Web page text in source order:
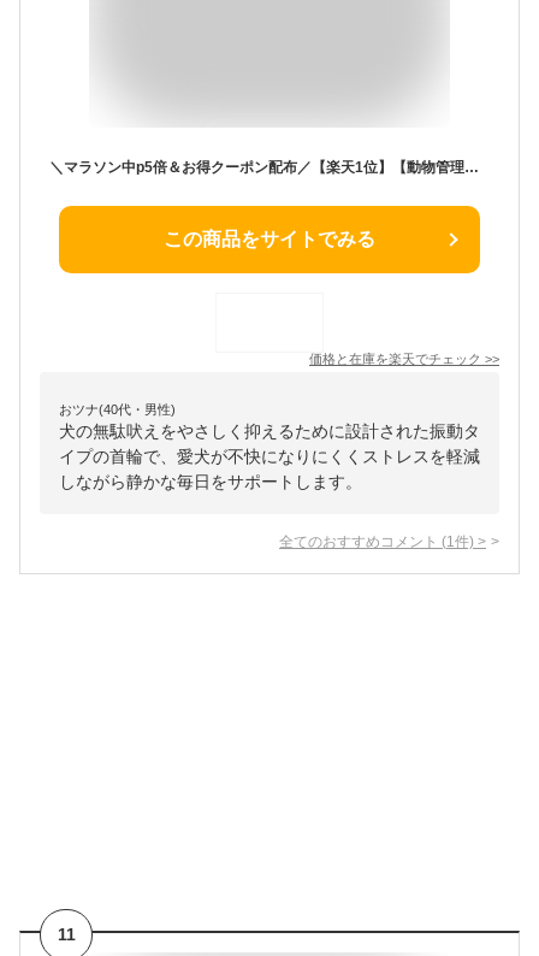
＼マラソン中p5倍＆お得クーポン配布／【楽天1位】【動物管理士監修】無駄吠え防止 首輪 犬 無駄ぼえ防止 グッズ バークコントローラー 振動 吠え防止 ビープ音 鳴き声対策 自動訓練 しつけ首輪 USB充電式 躾 ムダ吠え むだ吠え しつけ トレーニング 愛犬 犬の躾 訓練用
この商品をサイトでみる
価格と在庫を楽天でチェック >>
おツナ(40代・男性)
犬の無駄吠えをやさしく抑えるために設計された振動タ
イプの首輪で、愛犬が不快になりにくくストレスを軽減
しながら静かな毎日をサポートします。
全てのおすすめコメント (1 件) >
11